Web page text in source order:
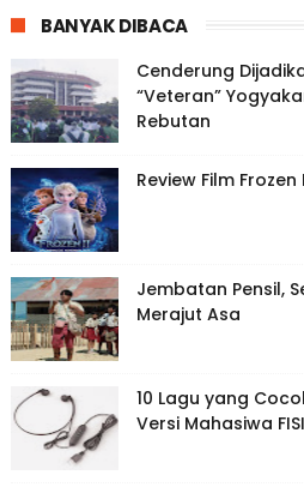
BANYAK DIBACA
Cenderung
“Veteran”
Rebutan
Review Film
Jembatan Pensil,
Merajut Asa
10 Lagu yang
Versi Mahasiwa